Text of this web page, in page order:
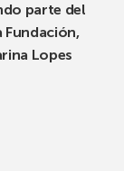
parte del
Lopes